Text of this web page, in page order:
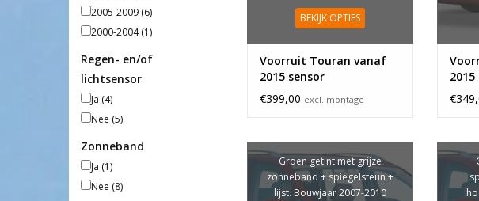
2005-2009 (6)
2000-2004(1)
Regen- en/of
lichtsensor
Ja (4)
Nee (5)
Zonneband
Ja (1)
Nee (8)
BEKIJK OPTIES
Voorruit Touran vanaf
2015 sensor
€399,00 excl. montage
Groen getint met grijze
zonneband + spiegelsteun +
lijst. Bouwjaar 2007-2010